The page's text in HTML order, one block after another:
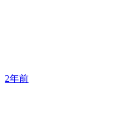
2年前